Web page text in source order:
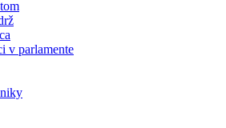
v parlamente